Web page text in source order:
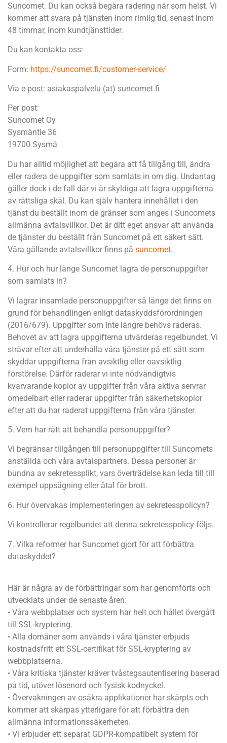
Suncomet. Du kan också begära radering när som helst. Vi
kommer att svara på tjänsten inom rimlig tid, senast inom
48 timmar, inom kundtjänsttider.
Du kan kontakta oss:
Form: https://suncomet.fi/customer-service/
Via e-post: asiakaspalvelu (at) suncomet.fi
Per post:
Suncomet Oy
Sysmäntie 36
19700 Sysmä
Du har alltid möjlighet att begära att få tillgång till, ändra
eller radera de uppgifter som samlats in om dig. Undantag
gäller dock i de fall där vi är skyldiga att lagra uppgifterna
av rättsliga skäl. Du kan själv hantera innehållet i den
tjänst du beställt inom de gränser som anges i Suncomets
allmänna avtalsvillkor. Det är ditt eget ansvar att använda
de tjänster du beställt från Suncomet på ett säkert sätt.
Våra gällande avtalsvillkor finns på suncomet.
4. Hur och hur länge Suncomet lagra de personuppgifter
som samlats in?
Vi lagrar insamlade personuppgifter så länge det finns en
grund för behandlingen enligt dataskyddsförordningen
(2016/679). Uppgifter som inte längre behövs raderas.
Behovet av att lagra uppgifterna utvärderas regelbundet. Vi
strävar efter att underhålla våra tjänster på ett sätt som
skyddar uppgifterna från avsiktlig eller oavsiktlig
förstörelse. Därför raderar vi inte nödvändigtvis
kvarvarande kopior av uppgifter från våra aktiva servrar
omedelbart eller raderar uppgifter från säkerhetskopior
efter att du har raderat uppgifterna från våra tjänster.
5. Vem har rätt att behandla personuppgifter?
Vi begränsar tillgången till personuppgifter till Suncomets
anställda och våra avtalspartners. Dessa personer är
bundna av sekretessplikt, vars överträdelse kan leda till till
exempel uppsägning eller åtal för brott.
6. Hur övervakas implementeringen av sekretesspolicyn?
Vi kontrollerar regelbundet att denna sekretesspolicy följs.
7. Vilka reformer har Suncomet gjort för att förbättra
dataskyddet?
Här är några av de förbättringar som har genomförts och
utvecklats under de senaste åren:
• Våra webbplatser och system har helt och hållet övergått
till SSL-kryptering.
• Alla domäner som används i våra tjänster erbjuds
kostnadsfritt ett SSL-certifikat för SSL-kryptering av
webbplatserna.
• Våra kritiska tjänster kräver tvåstegsautentisering baserad
på tid, utöver lösenord och fysisk kodnyckel.
• Övervakningen av osäkra applikationer har skärpts och
kommer att skärpas ytterligare för att förbättra den
allmänna informationssäkerheten.
• Vi erbjuder ett separat GDPR-kompatibelt system för